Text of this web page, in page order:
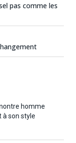
pas comme les
homme
à son style